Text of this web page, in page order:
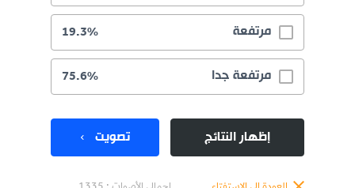
مرتفعة 19.3%
مرتفعة جدا 75.6%
إظهار النتائج تصويت